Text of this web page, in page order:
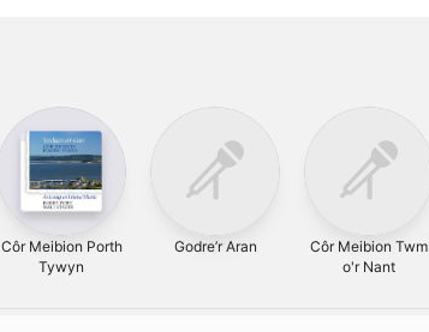
Côr Meibion Porth
Tywyn
Godre’r Aran
Côr Meibion Twm
o'r Nant